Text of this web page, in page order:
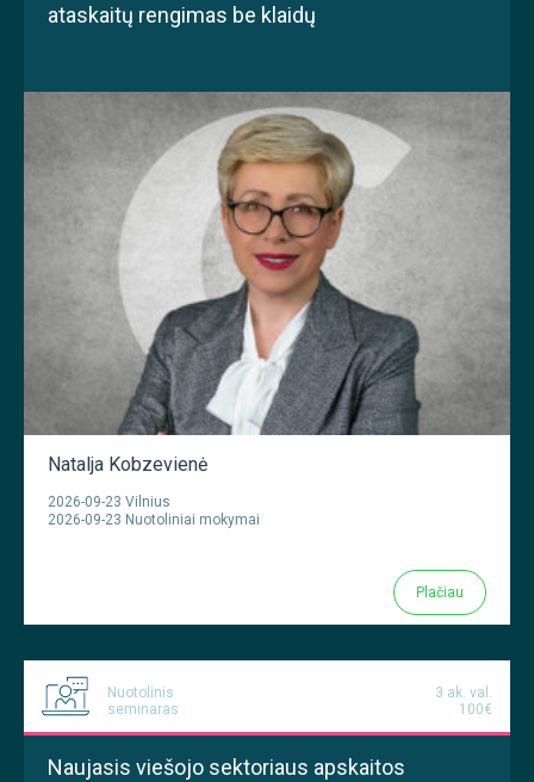
ataskaitų rengimas be klaidų
Natalja Kobzevienė
2026-09-23 Vilnius
2026-09-23 Nuotoliniai mokymai
Plačiau
Nuotolinis
seminaras
3 ak. val.
100€
Naujasis viešojo sektoriaus apskaitos